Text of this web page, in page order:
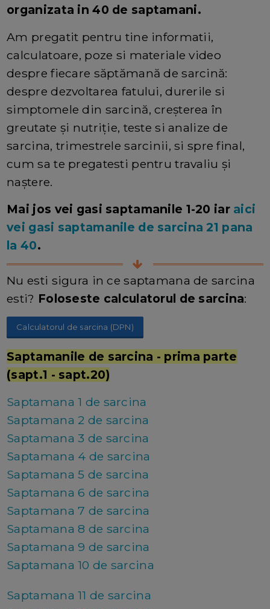
organizata in 40 de saptamani.
Am pregatit pentru tine informatii,
calculatoare, poze si materiale video
despre fiecare săptămană de sarcină:
despre dezvoltarea fatului, durerile si
simptomele din sarcină, creșterea în
greutate și nutriție, teste si analize de
sarcina, trimestrele sarcinii, si spre final,
cum sa te pregatesti pentru travaliu și
naștere.
Mai jos vei gasi saptamanile 1-20 iar aici
vei gasi saptamanile de sarcina 21 pana
la 40.
Nu esti sigura in ce saptamana de sarcina
esti? Foloseste calculatorul de sarcina:
Calculatorul de sarcina (DPN)
Saptamanile de sarcina - prima parte
(sapt.1 - sapt.20)
Saptamana 1 de sarcina
Saptamana 2 de sarcina
Saptamana 3 de sarcina
Saptamana 4 de sarcina
Saptamana 5 de sarcina
Saptamana 6 de sarcina
Saptamana 7 de sarcina
Saptamana 8 de sarcina
Saptamana 9 de sarcina
Saptamana 10 de sarcina
Saptamana 11 de sarcina